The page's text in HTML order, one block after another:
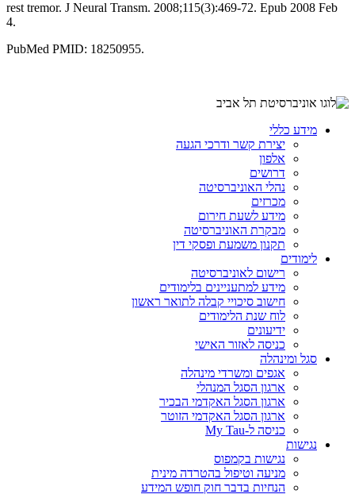
rest tremor. J Neural Transm. 2008;115(3):469-72. Epub 2008 Feb
4.
PubMed PMID: 18250955.
מידע כללי
יצירת קשר ודרכי הגעה
אלפון
דרושים
נהלי האוניברסיטה
מכרזים
מידע לשעת חירום
מבקרת האוניברסיטה
תקנון משמעת ופסקי דין
לימודים
רישום לאוניברסיטה
מידע למתעניינים בלימודים
חישוב סיכויי קבלה לתואר ראשון
לוח שנת הלימודים
ידיעונים
כניסה לאזור האישי
סגל ומינהלה
אגפים ומשרדי מינהלה
ארגון הסגל המנהלי
ארגון הסגל האקדמי הבכיר
ארגון הסגל האקדמי הזוטר
כניסה ל-My Tau
נגישות
נגישות בקמפוס
מניעה וטיפול בהטרדה מינית
הנחיות בדבר חוק חופש המידע